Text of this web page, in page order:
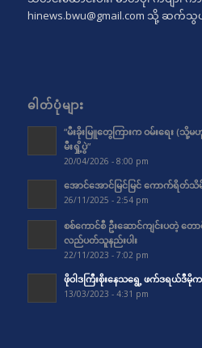
hinews.bwu@gmail.com သို့ ဆက်သွယ်
ဓါတ်ပုံများ
“မီးခိုးမြူတွေကြားက ဝမ်းရေး (
မီးရှို့ပွဲ”
20/04/2026 - 8:00 pm
အောင်အောင်မြင်မြင် ကောက်ရိတ်
26/11/2025 - 2:54 pm
စစ်ကောင်စီ ဦးဆောင်ကျင်းပတဲ့ တ
လည်ပတ်သူနည်းပါး
22/11/2023 - 7:02 pm
ဖိုဝါဒကြီးစိုးနေသရွေ့ ဖက်ဒရယ်ဒီမို
13/03/2023 - 4:31 pm